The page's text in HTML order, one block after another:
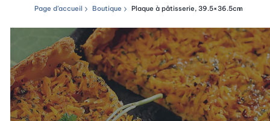
Chemin de navigation
Page d’accueil Boutique Plaque à pâtisserie, 39.5×36.5cm